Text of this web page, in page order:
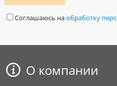
Соглашаюсь наобработку
О компании